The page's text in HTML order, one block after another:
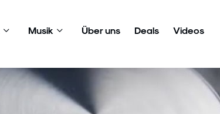
Musik Über uns Deals Videos